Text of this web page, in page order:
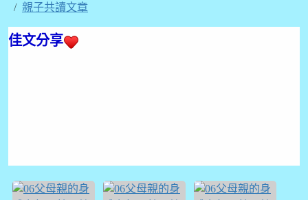
親子共讀文章
佳文分享